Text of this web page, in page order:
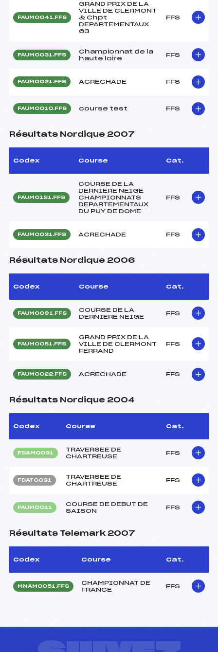
FAUM0041.FFS
GRAND PRIX DE LA
VILLE DE CLERMONT
& Chpt
DEPARTEMENTAUX
63
FFS
FAUM0031.FFS
Championnat de la
haute loire
FFS
FAUM0021.FFS ACRECHADE FFS
FAUM0010.FFS course test FFS
Résultats Nordique 2007
Codex Course Cat.
FAUM0121.FFS
COURSE DE LA
DERNIERE NEIGE
CHAMPIONNATS
DEPARTEMENTAUX
DU PUY DE DOME
FFS
FAUM0031.FFS ACRECHADE FFS
Résultats Nordique 2006
Codex Course Cat.
FAUM0091.FFS
COURSE DE LA
DERNIERE NEIGE
FFS
FAUM0051.FFS
GRAND PRIX DE LA
VILLE DE CLERMONT
FERRAND
FFS
FAUM0022.FFS ACRECHADE FFS
Résultats Nordique 2004
Codex Course Cat.
FDAM0031
TRAVERSEE DE
CHARTREUSE
FFS
FDAT0031
TRAVERSEE DE
CHARTREUSE
FFS
FAUM0011
COURSE DE DEBUT DE
SAISON
FFS
Résultats Telemark 2007
Codex Course Cat.
MNAM0051.FFS
CHAMPIONNAT DE
FRANCE
FFS